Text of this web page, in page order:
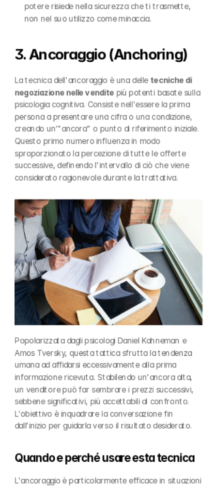
potere risiede nella sicurezza che ti trasmette,
non nel suo utilizzo come minaccia.
3. Ancoraggio (Anchoring)
La tecnica dell'ancoraggio è una delle tecniche di
negoziazione nelle vendite più potenti basate sulla
psicologia cognitiva. Consiste nell'essere la prima
persona a presentare una cifra o una condizione,
creando un'"ancora" o punto di riferimento iniziale.
Questo primo numero influenza in modo
sproporzionato la percezione di tutte le offerte
successive, definendo l'intervallo di ciò che viene
considerato ragionevole durante la trattativa.
Popolarizzata dagli psicologi Daniel Kahneman e
Amos Tversky, questa tattica sfrutta la tendenza
umana ad affidarsi eccessivamente alla prima
informazione ricevuta. Stabilendo un'ancora alta,
un venditore può far sembrare i prezzi successivi,
sebbene significativi, più accettabili al confronto.
L'obiettivo è inquadrare la conversazione fin
dall'inizio per guidarla verso il risultato desiderato.
Quando e perché usare esta tecnica
L'ancoraggio è particolarmente efficace in situazioni